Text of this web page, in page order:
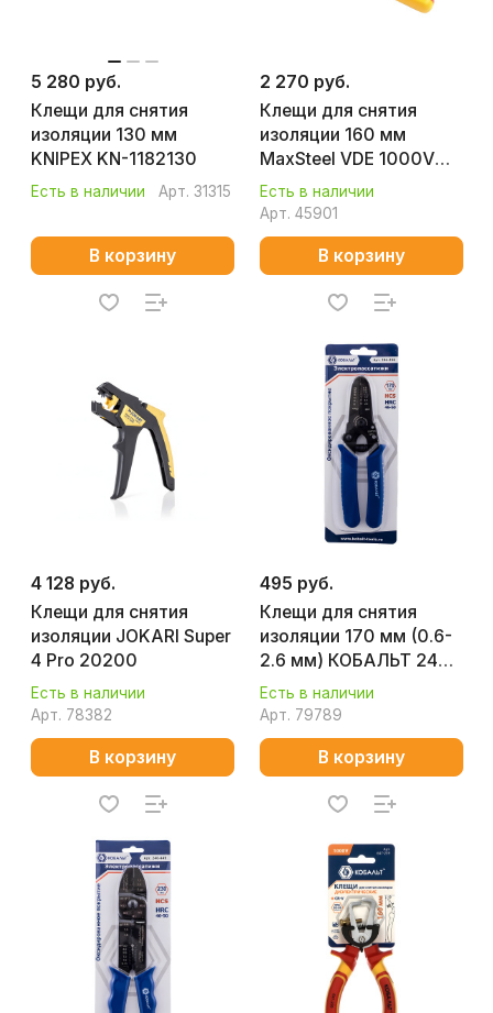
5 280 руб.
Клещи для снятия
изоляции 130 мм
KNIPEX KN-1182130
Есть в наличии Арт. 31315
В корзину
2 270 руб.
Клещи для снятия
изоляции 160 мм
MaxSteel VDE 1000V
STANLEY 0-84-010
Есть в наличии
Арт. 45901
В корзину
4 128 руб.
Клещи для снятия
изоляции JOKARI Super
4 Pro 20200
Есть в наличии
Арт. 78382
В корзину
495 руб.
Клещи для снятия
изоляции 170 мм (0.6-
2.6 мм) КОБАЛЬТ 246-
456
Есть в наличии
Арт. 79789
В корзину